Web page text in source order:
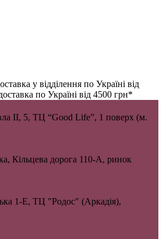
у відділення по Україні від
по Україні від 4500 грн*
II, 5, ТЦ “Good Life”, 1 поверх (м.
Кільцева дорога 110-А, ринок
1-Е, ТЦ "Родос" (Аркадія),